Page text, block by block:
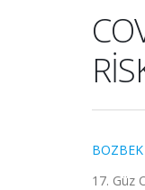
BOZBEK
17. Güz